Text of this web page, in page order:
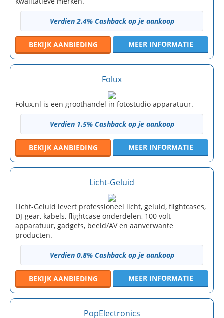
Verdien 2.4% Cashback op je aankoop
BEKIJK AANBIEDING MEER INFORMATIE
Folux
Folux.nl is een groothandel in fotostudio apparatuur.
Verdien 1.5% Cashback op je aankoop
BEKIJK AANBIEDING MEER INFORMATIE
Licht-Geluid
Licht-Geluid levert professioneel licht, geluid, flightcases,
DJ-gear, kabels, flightcase onderdelen, 100 volt
apparatuur, gadgets, beeld/AV en aanverwante
producten.
Verdien 0.8% Cashback op je aankoop
BEKIJK AANBIEDING MEER INFORMATIE
PopElectronics